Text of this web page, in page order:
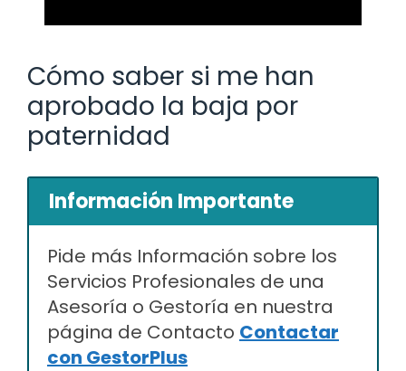
Cómo saber si me han
aprobado la baja por
paternidad
Información Importante
Pide más Información sobre los
Servicios Profesionales de una
Asesoría o Gestoría en nuestra
página de Contacto Contactar
con GestorPlus